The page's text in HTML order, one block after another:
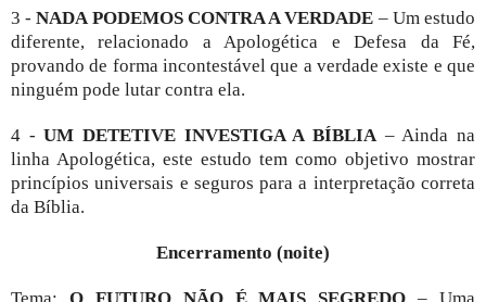
3 -NADA PODEMOS CONTRA A VERDADE – Um estudo
diferente, relacionado a Apologética e Defesa da Fé,
provando de forma incontestável que a verdade existe e que
ninguém pode lutar contra ela.
4 -UM DETETIVE INVESTIGA A BÍBLIA – Ainda na
linha Apologética, este estudo tem como objetivo mostrar
princípios universais e seguros para a interpretação correta
da Bíblia.
Encerramento (noite)